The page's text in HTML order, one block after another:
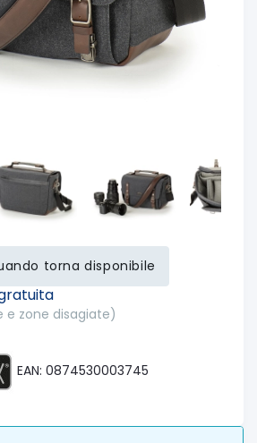
torna disponibile
e zone disagiate)
EAN: 0874530003745